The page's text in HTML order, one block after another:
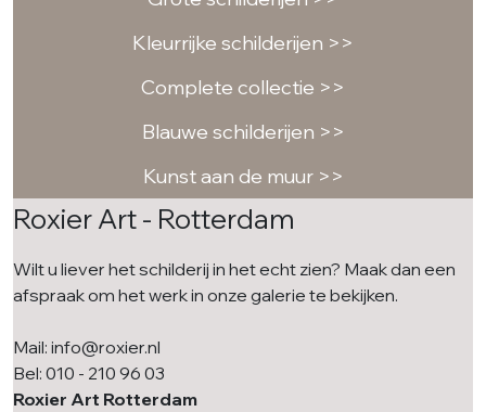
Kleurrijke schilderijen >>
Complete collectie >>
Blauwe schilderijen >>
Kunst aan de muur >>
Roxier Art - Rotterdam
Wilt u liever het schilderij in het echt zien? Maak dan een
afspraak om het werk in onze galerie te bekijken.
Mail: info@roxier.nl
Bel: 010 - 210 96 03
Roxier Art Rotterdam